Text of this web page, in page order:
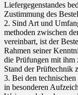
Liefergegenstandes
Zustimmung des
2. Sind Art und
methoden zwischen
vereinbart, ist der
Rahmen seiner
die Prüfungen mit ihm
Stand der Prüftechnik
3. Bei den
in besonderen